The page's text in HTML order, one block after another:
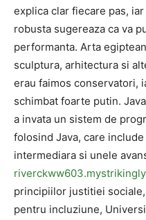
explica clar fiecare pas,
robusta sugereaza ca va
performanta. Arta
sculptura, arhitectura si
erau faimos conservatori,
schimbat foarte putin.
a invata un sistem de
folosind Java, care
intermediara si unele
principiilor justitiei
pentru incluziune,